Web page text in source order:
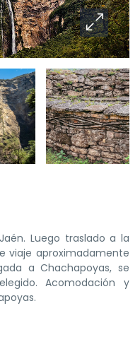
Luego traslado a la
viaje aproximadamente
a Chachapoyas, se
Acomodación y